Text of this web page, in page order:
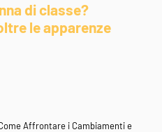
di classe?
le apparenze
Affrontare i Cambiamenti e